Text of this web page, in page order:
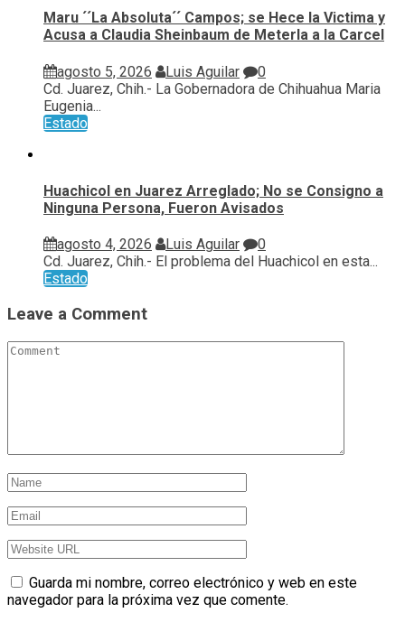
Maru ´´La Absoluta´´ Campos; se Hece la Victima y
Acusa a Claudia Sheinbaum de Meterla a la Carcel
agosto 5, 2026 Luis Aguilar
0
Cd. Juarez, Chih.- La Gobernadora de Chihuahua Maria
Eugenia...
Estado
Huachicol en Juarez Arreglado; No se Consigno a
Ninguna Persona, Fueron Avisados
agosto 4, 2026 Luis Aguilar
0
Cd. Juarez, Chih.- El problema del Huachicol en esta...
Estado
Leave a Comment
Guarda mi nombre, correo electrónico y web en este
navegador para la próxima vez que comente.